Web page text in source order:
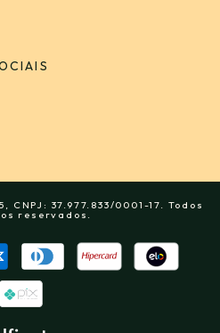
37.977.833/0001-17. Todos
reservados.
Formas
de
pagamento